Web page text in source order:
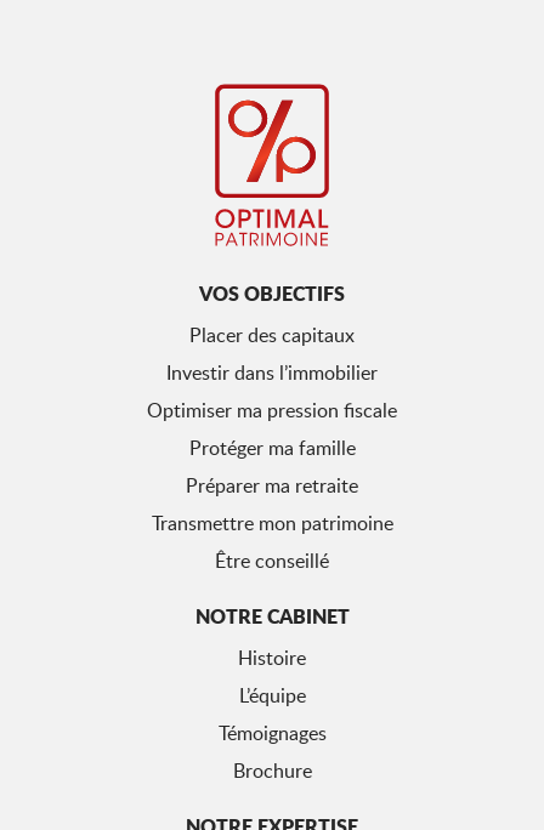
VOS OBJECTIFS
Placer des capitaux
Investir dans l’immobilier
Optimiser ma pression fiscale
Protéger ma famille
Préparer ma retraite
Transmettre mon patrimoine
Être conseillé
NOTRE CABINET
Histoire
L’équipe
Témoignages
Brochure